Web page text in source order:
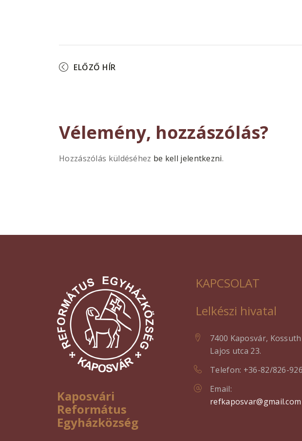
ELŐZŐ HÍR
Vélemény, hozzászólás?
Hozzászólás küldéséhez be kell jelentkezni.
Kaposvári
Református
Egyházközség
KAPCSOLAT
Lelkészi hivatal
7400 Kaposvár, Kossuth
Lajos utca 23.
Telefon: +36-82/826-926
Email:
refkaposvar@gmail.com